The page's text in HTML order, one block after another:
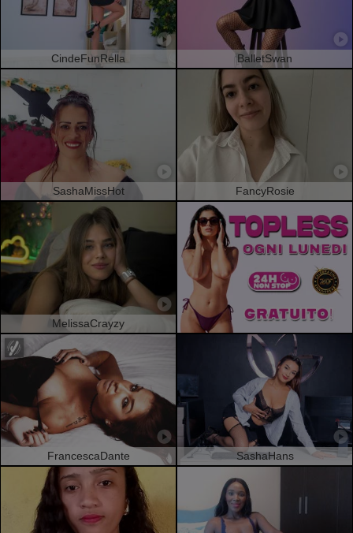
CindeFunRella BalletSwan
SashaMissHot FancyRosie
MelissaCrayzy
FrancescaDante SashaHans